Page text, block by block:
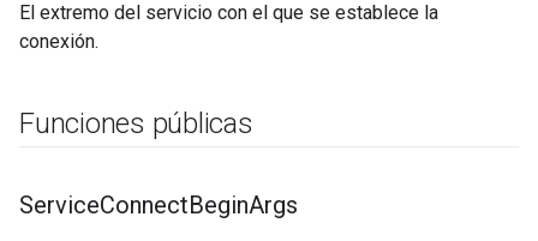
El extremo del servicio con el que se establece la
conexión.
Funciones públicas
ServiceConnectBeginArgs